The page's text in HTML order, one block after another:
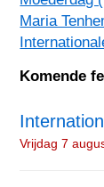
Maria
Komende
Vrijdag 7